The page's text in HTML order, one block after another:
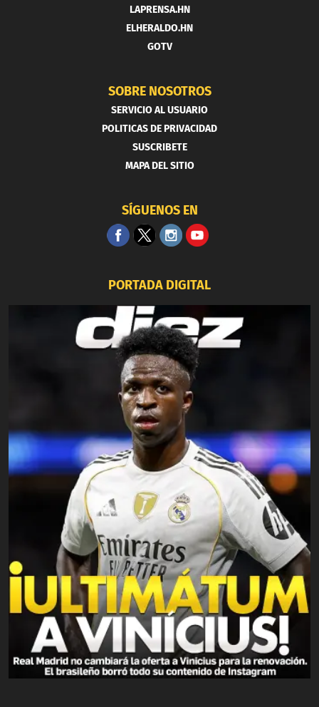
LAPRENSA.HN
ELHERALDO.HN
GOTV
SOBRE NOSOTROS
SERVICIO AL USUARIO
POLITICAS DE PRIVACIDAD
SUSCRIBETE
MAPA DEL SITIO
SÍGUENOS EN
PORTADA DIGITAL